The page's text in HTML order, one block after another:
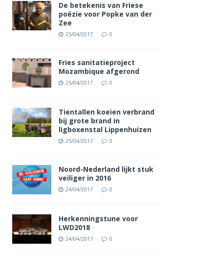
De betekenis van Friese
poëzie voor Popke van der
Zee
25/04/2017 0
Fries sanitatieproject
Mozambique afgerond
25/04/2017 0
Tientallen koeien verbrand
bij grote brand in
ligboxenstal Lippenhuizen
25/04/2017 0
Noord-Nederland lijkt stuk
veiliger in 2016
24/04/2017 0
Herkenningstune voor
LWD2018
24/04/2017 0